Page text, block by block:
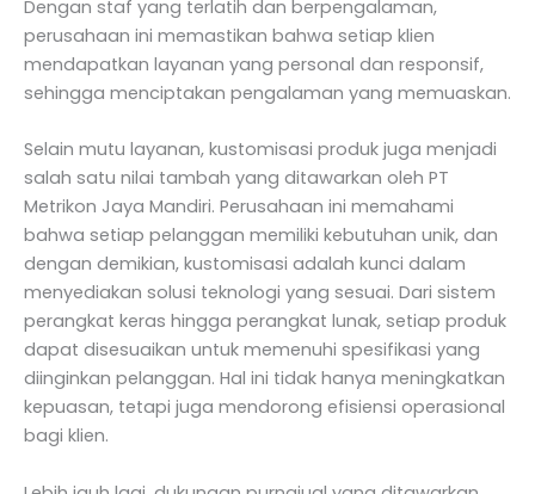
Dengan staf yang terlatih dan berpengalaman,
perusahaan ini memastikan bahwa setiap klien
mendapatkan layanan yang personal dan responsif,
sehingga menciptakan pengalaman yang memuaskan.
Selain mutu layanan, kustomisasi produk juga menjadi
salah satu nilai tambah yang ditawarkan oleh PT
Metrikon Jaya Mandiri. Perusahaan ini memahami
bahwa setiap pelanggan memiliki kebutuhan unik, dan
dengan demikian, kustomisasi adalah kunci dalam
menyediakan solusi teknologi yang sesuai. Dari sistem
perangkat keras hingga perangkat lunak, setiap produk
dapat disesuaikan untuk memenuhi spesifikasi yang
diinginkan pelanggan. Hal ini tidak hanya meningkatkan
kepuasan, tetapi juga mendorong efisiensi operasional
bagi klien.